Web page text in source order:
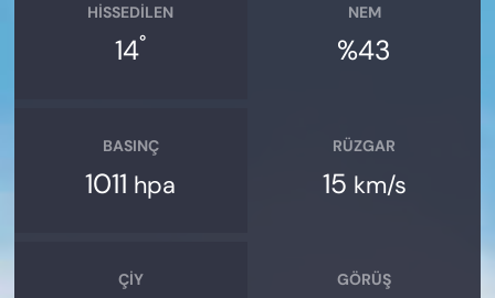
HISSEDILEN
14°
NEM
%43
BASINÇ
1011 hpa
RÜZGAR
15 km/s
ÇIY GÖRÜŞ